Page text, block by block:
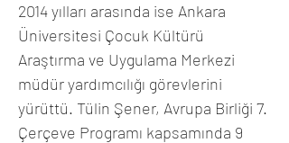
2014 yılları arasında ise Ankara
Üniversitesi Çocuk Kültürü
Araştırma ve Uygulama Merkezi
müdür yardımcılığı görevlerini
yürüttü. Tülin Şener, Avrupa Birliği 7.
Çerçeve Programı kapsamında 9